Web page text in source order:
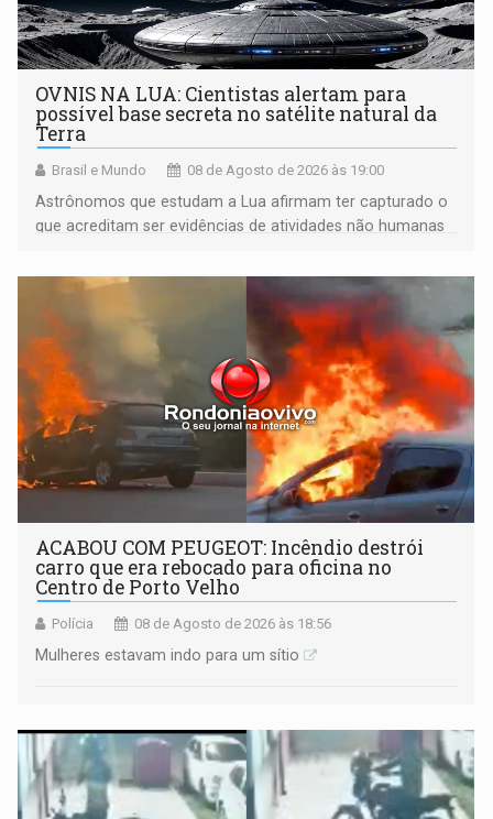
OVNIS NA LUA: Cientistas alertam para
possível base secreta no satélite natural da
Terra
Brasil e Mundo 08 de Agosto de 2026 às 19:00
Astrônomos que estudam a Lua afirmam ter capturado o
que acreditam ser evidências de atividades não humanas
órbita
ACABOU COM PEUGEOT: Incêndio destrói
carro que era rebocado para oficina no
Centro de Porto Velho
Polícia 08 de Agosto de 2026 às 18:56
Mulheres estavam indo para um sítio